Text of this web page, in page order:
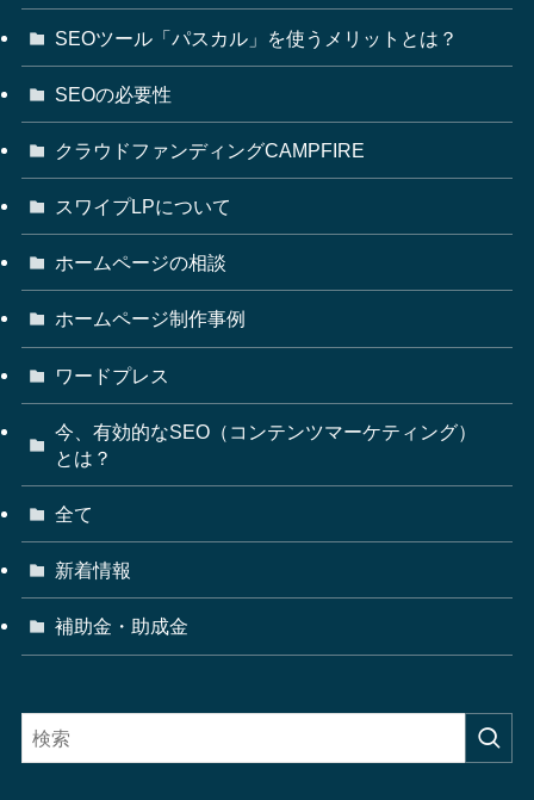
SEOツール「パスカル」を使うメリットとは？
SEOの必要性
クラウドファンディングCAMPFIRE
スワイプLPについて
ホームページの相談
ホームページ制作事例
ワードプレス
今、有効的なSEO（コンテンツマーケティング）
とは？
全て
新着情報
補助金・助成金